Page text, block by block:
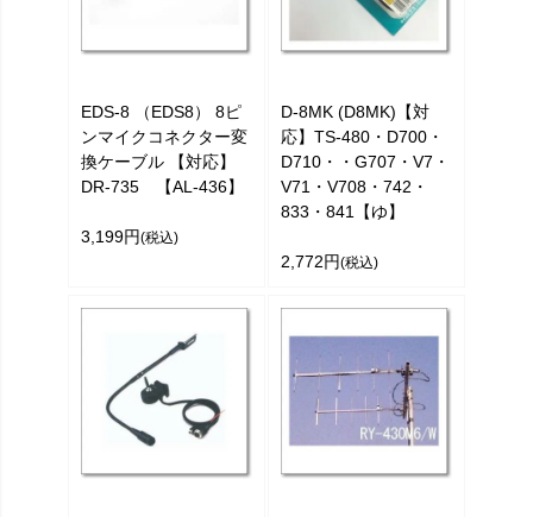
EDS-8 （EDS8） 8ピ
ンマイクコネクター変
換ケーブル 【対応】
DR-735 【AL-436】
3,199円(税込)
D-8MK (D8MK)【対
応】TS-480・D700・
D710・・G707・V7・
V71・V708・742・
833・841【ゆ】
2,772円(税込)